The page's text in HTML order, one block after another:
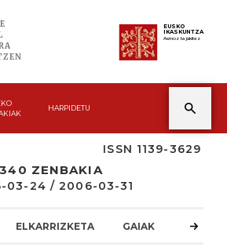
EUSKO
IKASKUNTZA
Asmoz ta jakitez
HARPIDETU
ISSN 1139-3629
340 ZENBAKIA
03-24 / 2006-03-31
ELKARRIZKETA GAIAK